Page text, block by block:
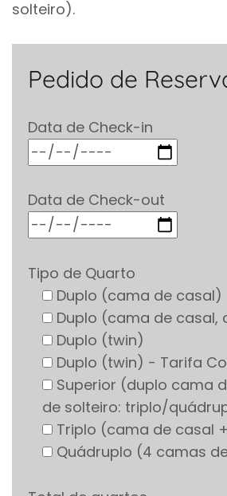
solteiro).
Pedido de
Data de Check-in
Data de Check-out
Tipo de Quarto
Duplo (cama de casal)
Duplo (cama de casal,
Duplo (twin)
Duplo (twin) - Tarifa
Superior (duplo cama
de solteiro: triplo/
Triplo (cama de casal
Quádruplo (4 camas